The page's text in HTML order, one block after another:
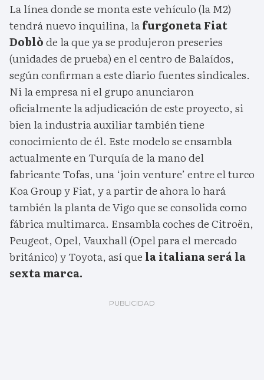
La línea donde se monta este vehículo (la M2)
tendrá nuevo inquilina, lafurgoneta Fiat
Doblòde la que ya se produjeron preseries
(unidades de prueba) en el centro de Balaídos,
según confirman a este diario fuentes sindicales.
Ni la empresa ni el grupo anunciaron
oficialmente la adjudicación de este proyecto, si
bien la industria auxiliar también tiene
conocimiento de él. Este modelo se ensambla
actualmente en Turquía de la mano del
fabricante Tofas, una ‘join venture’ entre el turco
Koa Group y Fiat, y a partir de ahora lo hará
también la planta de Vigo que se consolida como
fábrica multimarca. Ensambla coches de Citroën,
Peugeot, Opel, Vauxhall (Opel para el mercado
británico) y Toyota, así que la italiana será la
sexta marca.